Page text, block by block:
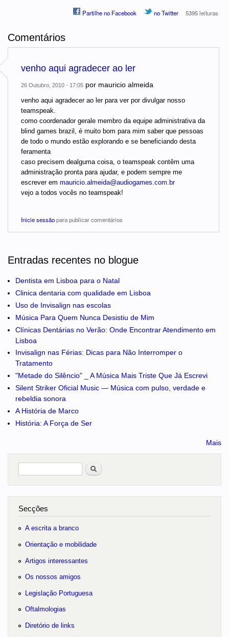
Partilhe no Facebook no Twitter 5395 leituras
Comentários
venho aqui agradecer ao ler
26 Outubro, 2010 - 17:05 por mauricio almeida
venho aqui agradecer ao ler para ver por divulgar nosso
teamspeak.
como coordenador gerale membro da equipe administrativa da
blind games brazil, é muito bom para mim saber que pessoas
de todo o mundo estão explorando e se beneficiando desta
feramenta
caso precisem dealguma coisa, o teamspeak contêm uma
administração pronta para ajudar, e podem sempre me
escrever em mauricio.almeida@audiogames.com.br
vejo a todos vocês no teamspeak!
Inicie sessãopara publicar comentários
Entradas recentes no blogue
Dentista em Lisboa para o Natal
Clinica dentaria com qualidade em Lisboa
Uso de Invisalign nas escolas
Música Para Quem Nunca Desistiu de Mim
Clínicas Dentárias no Verão: Onde Encontrar Atendimento em
Lisboa
Invisalign nas Férias: Dicas para Não Interromper o
Tratamento
"Metade do Silêncio" _ A Música Mais Triste Que Já Escrevi
Silent Striker Oficial Music — Música com pulso, verdade e
rebeldia sonora
A História de Marco
História: A Força de Ser
Mais
Pesquisar
no portal
Secções
A escrita a branco
Orientação e mobilidade
Artigos interessantes
Os nossos amigos
Legislação Portuguesa
Oftalmologias
Diretório de links